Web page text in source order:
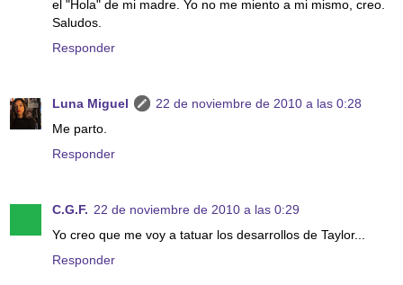
el "Hola" de mi madre. Yo no me miento a mi mismo, creo.
Saludos.
Responder
Luna Miguel
22 de noviembre de 2010 a las 0:28
Me parto.
Responder
C.G.F. 22 de noviembre de 2010 a las 0:29
Yo creo que me voy a tatuar los desarrollos de Taylor...
Responder